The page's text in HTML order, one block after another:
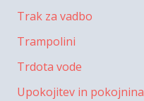
Trak za vadbo
Trampolini
Trdota vode
Upokojitev in pokojnina